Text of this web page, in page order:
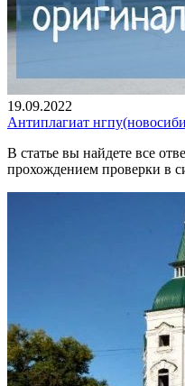
19.09.2022
Антиплагиат
В статье вы найдете все
прохождением проверки в